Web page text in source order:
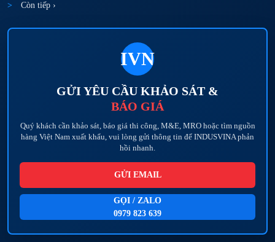
Còn tiếp ›
IVN
GỬI YÊU CẦU KHẢO SÁT &
BÁO GIÁ
Quý khách cần khảo sát, báo giá thi công, M&E, MRO hoặc tìm nguồn
hàng Việt Nam xuất khẩu, vui lòng gửi thông tin để INDUSVINA phản
hồi nhanh.
GỬI EMAIL
GỌI / ZALO
0979 823 639